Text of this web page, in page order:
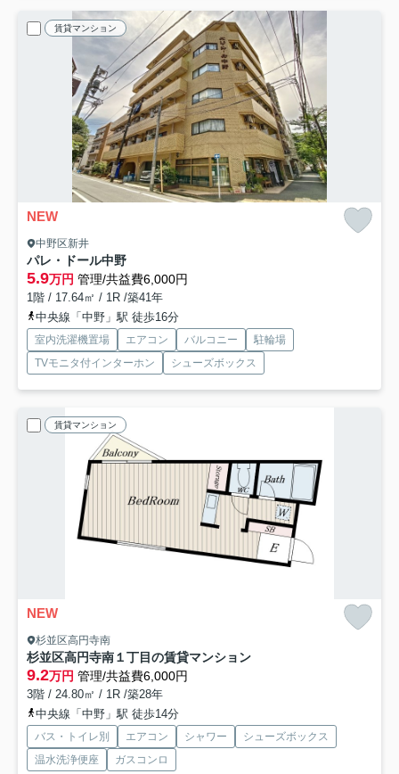
賃貸マンション
NEW
中野区新井
パレ・ドール中野
5.9万円 管理/共益費6,000円
1階 / 17.64㎡ / 1R /築41年
中央線「中野」駅 徒歩16分
室内洗濯機置場 エアコン バルコニー
駐輪場
TVモニタ付インターホン
シューズボックス
賃貸マンション
NEW
杉並区高円寺南
杉並区高円寺南１丁目の賃貸マンション
9.2万円 管理/共益費6,000円
3階 / 24.80㎡ / 1R /築28年
中央線「中野」駅 徒歩14分
バス・トイレ別 エアコン シャワー
シューズボックス
温水洗浄便座
ガスコンロ